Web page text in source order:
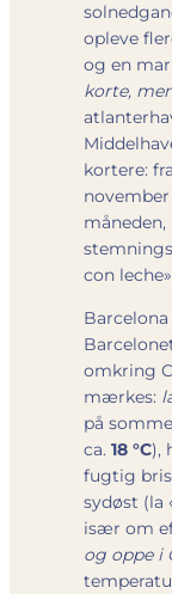
opleve
og en
korte,
kortere:
con
omkring
mærkes:
på
ca. 18 °C),
fugtig
sydøst (la
især om
og oppe i